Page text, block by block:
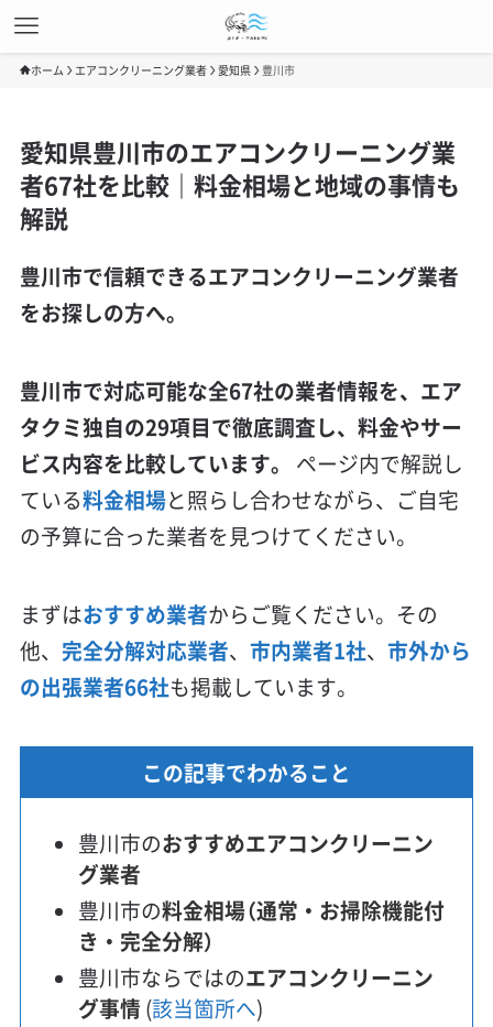
ホーム エアコンクリーニング業者 愛知県 豊川市
愛知県豊川市のエアコンクリーニング業
者67社を比較｜料金相場と地域の事情も
解説
豊川市で信頼できるエアコンクリーニング業者
をお探しの方へ。
豊川市で対応可能な全67社の業者情報を、エア
タクミ独自の29項目で徹底調査し、料金やサー
ビス内容を比較しています。
ページ内で解説し
ている料金相場と照らし合わせながら、ご自宅
の予算に合った業者を見つけてください。
まずはおすすめ業者からご覧ください。その
他、 完全分解対応業者、 市内業者1社、 市外から
の出張業者66社も掲載しています。
この記事でわかること
豊川市のおすすめエアコンクリーニン
グ業者
豊川市の料金相場（通常・お掃除機能付
き・完全分解）
豊川市ならではのエアコンクリーニン
グ事情 (該当箇所へ)